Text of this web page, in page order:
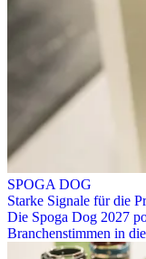
SPOGA DOG
Starke Signale für die
Die Spoga Dog 2027
Branchenstimmen in